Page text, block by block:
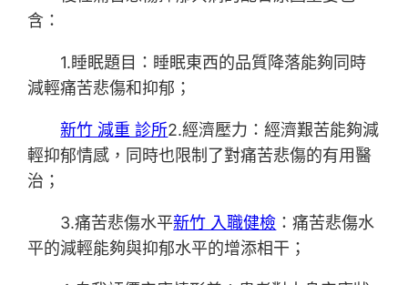
含：
1.睡眠題目：睡眠東西的品質降落能夠同時
減輕痛苦悲傷和抑郁；
新竹 減重 診所2.經濟壓力：經濟艱苦能夠減
輕抑郁情感，同時也限制了對痛苦悲傷的有用醫
治；
3.痛苦悲傷水平新竹 入職健檢 ：痛苦悲傷水
平的減輕能夠與抑郁水平的增添相干；